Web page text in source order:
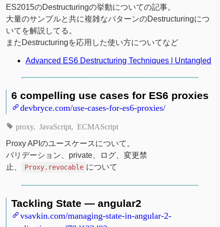
ES2015のDestructuringの挙動についての記事。
大量のサンプルと共に複雑なパターンのDestructuringにつ
いてを解説してる。
またDestructuringを応用した使い方についてなど
Advanced ES6 Destructuring Techniques | Untangled
6 compelling use cases for ES6 proxies
devbryce.com/use-cases-for-es6-proxies/
proxy JavaScript ECMAScript
Proxy APIのユースケースについて。
バリデーション、private、ログ、変更禁
止、
Proxy.revocable について
Tackling State — angular2
vsavkin.com/managing-state-in-angular-2-